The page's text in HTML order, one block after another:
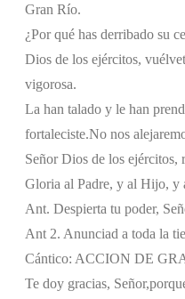
Gran Río.
¿Por qué has derribado su
Dios de los ejércitos,
vigorosa.
La han talado y le han
fortaleciste.No nos
Señor Dios de los ejércitos,
Gloria al Padre, y al Hijo, y
Ant. Despierta tu poder,
Ant 2. Anunciad a toda la
Cántico: ACCION DE
Te doy gracias, Señor,